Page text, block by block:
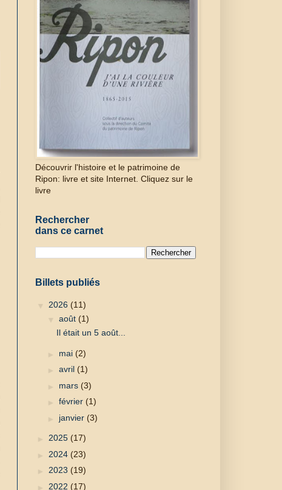
Découvrir l'histoire et le patrimoine de
Ripon: livre et site Internet. Cliquez sur le
livre
Rechercher
dans ce carnet
Billets publiés
▼ 2026 (11)
▼ août (1)
Il était un 5 août...
► mai (2)
► avril (1)
► mars (3)
► février (1)
► janvier (3)
► 2025 (17)
► 2024 (23)
► 2023 (19)
► 2022 (17)